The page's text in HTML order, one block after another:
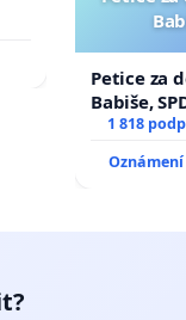
Petice za
Babiše,
1 818